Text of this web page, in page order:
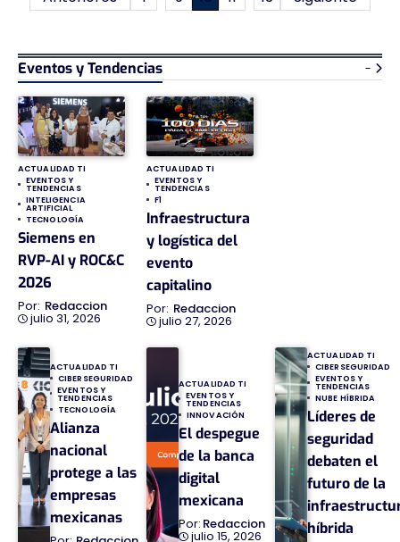
entradas
Eventos y Tendencias -
ACTUALIDAD TI
EVENTOS Y
TENDENCIAS
INTELIGENCIA
ARTIFICIAL
TECNOLOGÍA
Siemens en
RVP-AI y ROC&C
2026
Redaccion
julio 31, 2026
ACTUALIDAD TI
EVENTOS Y
TENDENCIAS
F1
Infraestructura
y logística del
evento
capitalino
Redaccion
julio 27, 2026
ACTUALIDAD TI
CIBERSEGURIDAD
EVENTOS Y
TENDENCIAS
TECNOLOGÍA
Alianza
nacional
protege a las
empresas
mexicanas
ACTUALIDAD TI
EVENTOS Y
TENDENCIAS
INNOVACIÓN
El despegue
de la banca
digital
mexicana
Redaccion
julio 15, 2026
ACTUALIDAD TI
CIBERSEGURIDAD
EVENTOS Y
TENDENCIAS
NUBE HÍBRIDA
Líderes de
seguridad
debaten el
futuro de la
híbrida